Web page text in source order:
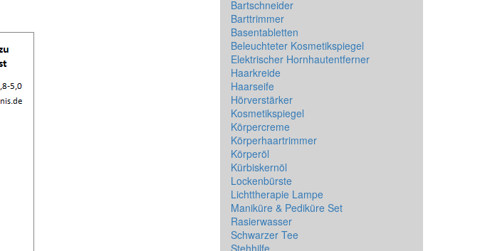
Bartschneider
Barttrimmer
Basentabletten
Beleuchteter Kosmetikspiegel
Elektrischer Hornhautentferner
Haarkreide
Haarseife
Hörverstärker
Kosmetikspiegel
Körpercreme
Körperhaartrimmer
Körperöl
Kürbiskernöl
Lockenbürste
Lichttherapie Lampe
Maniküre & Pediküre Set
Rasierwasser
Schwarzer Tee
Stehhilfe